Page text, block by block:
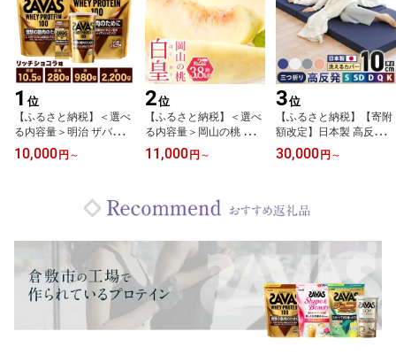
1 位
【ふるさと納税】＜選べ
る内容量＞明治 ザバス
ホエイプロテイン100 ト
ライアルタイプ リッチシ
2.2kg 1袋 / 2袋 / 3袋 / 18
料 ドリンク 健康食品 SA
VAS 送料無料
10,000円 ～
2位
【ふるさと納税】＜選べ
る内容量＞岡山の桃 白皇
5～8玉（約2kg） / 9～15
玉（約3.8kg） 桃 もも モ
山県産 国産 岡山県 倉敷
11,000円 ～
3位
【ふるさと納税】【寄附
額改定】日本製 高反発
マットレス 三つ折り メ
ディカルスリーパーグラ
ビー/ホワイト/グレー/ ピ
ーン キング 高反発ウレ
タン 寝具 マット 送料無
料
30,000円 ～